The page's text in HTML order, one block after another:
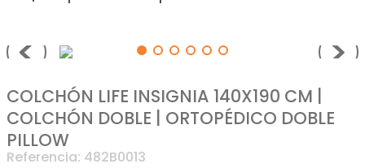
COLCHÓN LIFE INSIGNIA 140X190 CM |
COLCHÓN DOBLE | ORTOPÉDICO DOBLE
PILLOW
Referencia: 482B0013